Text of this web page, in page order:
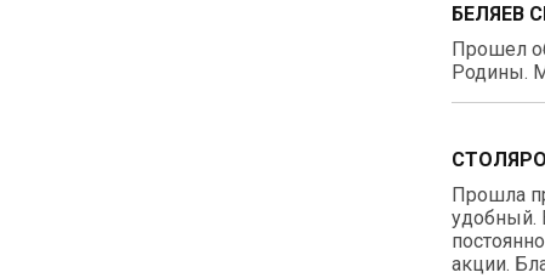
БЕЛЯЕВ
Прошел
Родины.
Прошла
удобный.
акции.